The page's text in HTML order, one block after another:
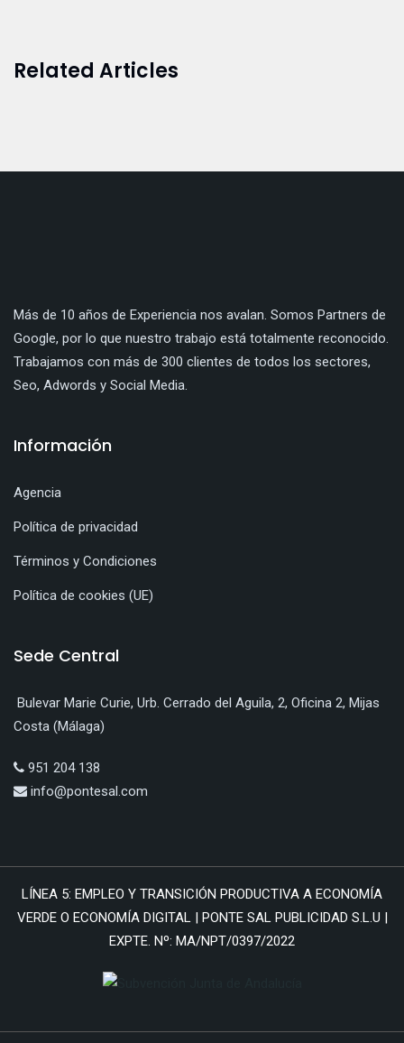
Related Articles
Más de 10 años de Experiencia nos avalan. Somos Partners de
Google, por lo que nuestro trabajo está totalmente reconocido.
Trabajamos con más de 300 clientes de todos los sectores,
Seo, Adwords y Social Media.
Información
Agencia
Política de privacidad
Términos y Condiciones
Política de cookies (UE)
Sede Central
Bulevar Marie Curie, Urb. Cerrado del Aguila, 2, Oficina 2, Mijas
Costa (Málaga)
951 204 138
info@pontesal.com
LÍNEA 5: EMPLEO Y TRANSICIÓN PRODUCTIVA A ECONOMÍA
VERDE O ECONOMÍA DIGITAL | PONTE SAL PUBLICIDAD S.L.U |
EXPTE. Nº: MA/NPT/0397/2022